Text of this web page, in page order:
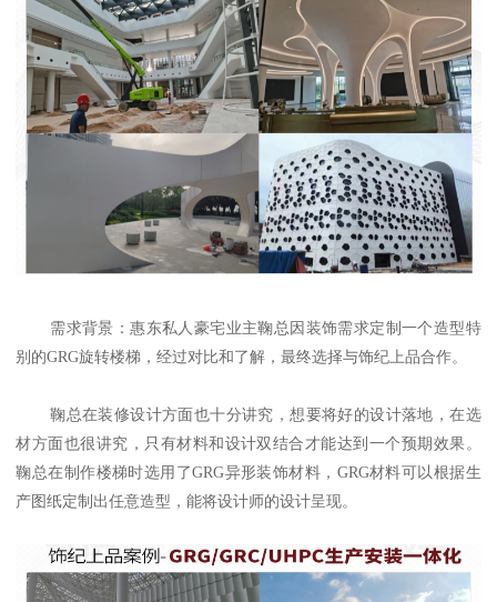
需求背景：惠东私人豪宅业主鞠总因装饰需求定制一个造型特
别的GRG旋转楼梯，经过对比和了解，最终选择与饰纪上品合作。
鞠总在装修设计方面也十分讲究，想要将好的设计落地，在选
材方面也很讲究，只有材料和设计双结合才能达到一个预期效果。
鞠总在制作楼梯时选用了GRG异形装饰材料，GRG材料可以根据生
产图纸定制出任意造型，能将设计师的设计呈现。